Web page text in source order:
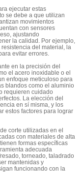
ejecutar estas
se debe a que utilizan
movimientos
con sensores
ajustando
la calidad. Por ejemplo,
del material, la
evitar errores.
en la precisión del
el acero inoxidable o el
enfoque meticuloso para
blandos como el aluminio
requieren cuidado
La elección del
en sí misma, y los
estos factores para lograr
corte utilizadas en el
con materiales de alta
formas específicas
adecuada
torneado, taladrado
mantenidas y
funcionando con la